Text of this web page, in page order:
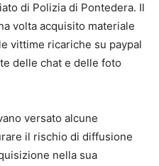
di Polizia di Pontedera. Il
volta acquisito materiale
vittime ricariche su paypal
delle chat e delle foto
versato alcune
il rischio di diffusione
nella sua